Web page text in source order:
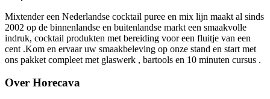
Mixtender een Nederlandse cocktail puree en mix lijn maakt al sinds
2002 op de binnenlandse en buitenlandse markt een smaakvolle
indruk, cocktail produkten met bereiding voor een fluitje van een
cent .Kom en ervaar uw smaakbeleving op onze stand en start met
ons pakket compleet met glaswerk , bartools en 10 minuten cursus .
Over Horecava